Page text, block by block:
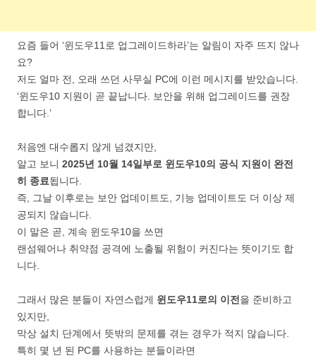
요즘 들어 ‘윈도우11로 업그레이드하라’는 알림이 자주 뜨지 않나
요?
저도 얼마 전, 오래 쓰던 사무실 PC에 이런 메시지를 받았습니다.
‘윈도우10 지원이 곧 끝납니다. 보안을 위해 업그레이드를 권장
합니다.’
처음엔 대수롭지 않게 넘겼지만,
알고 보니 2025년 10월 14일부로 윈도우10의 공식 지원이 완전
히 종료됩니다.
즉, 그날 이후로는 보안 업데이트도, 기능 업데이트도 더 이상 제
공되지 않습니다.
이 말은 곧, 계속 윈도우10을 쓰면
랜섬웨어나 취약점 공격에 노출될 위험이 커진다는 뜻이기도 합
니다.
그래서 많은 분들이 자연스럽게 윈도우11로의 이전 을 준비하고
있지만,
막상 설치 단계에서 뜻밖의 문제를 겪는 경우가 적지 않습니다.
특히 몇 년 된 PC를 사용하는 분들이라면